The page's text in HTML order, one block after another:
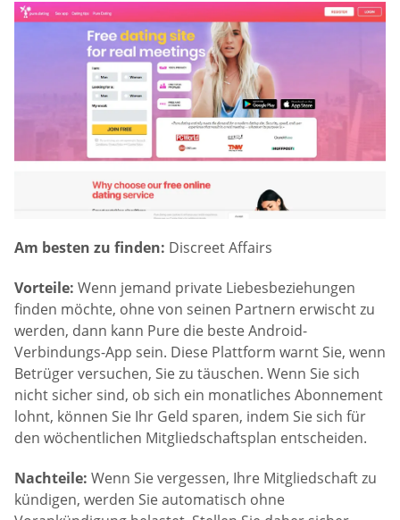
Am besten zu finden: Discreet Affairs
Vorteile: Wenn jemand private Liebesbeziehungen
finden möchte, ohne von seinen Partnern erwischt zu
werden, dann kann Pure die beste Android-
Verbindungs-App sein. Diese Plattform warnt Sie, wenn
Betrüger versuchen, Sie zu täuschen. Wenn Sie sich
nicht sicher sind, ob sich ein monatliches Abonnement
lohnt, können Sie Ihr Geld sparen, indem Sie sich für
den wöchentlichen Mitgliedschaftsplan entscheiden.
Nachteile: Wenn Sie vergessen, Ihre Mitgliedschaft zu
kündigen, werden Sie automatisch ohne